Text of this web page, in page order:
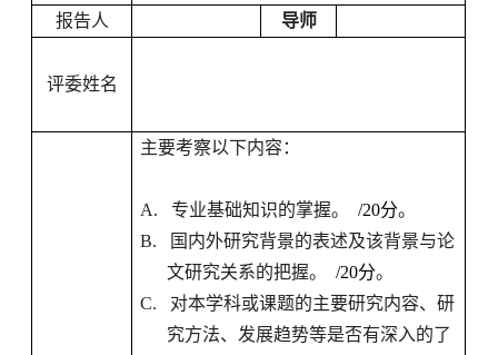
报告人
导师
评委姓名
主要考察以下内容：
A. 专业基础知识的掌握。 /20分。
B.
国内外研究背景的表述及该背景与论
文研究关系的把握。
/20分。
C.
对本学科或课题的主要研究内容、研
究方法、发展趋势等是否有深入的了